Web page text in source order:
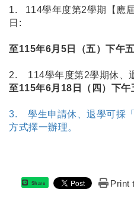
1. 114學年度第2學期【應
日:
至115年6月5日（五）下午五
2. 114學年度第2學期休、
至115年6月18日（四）下午
3. 學生申請休、退學可採「
方式擇一辦理。
Share Print